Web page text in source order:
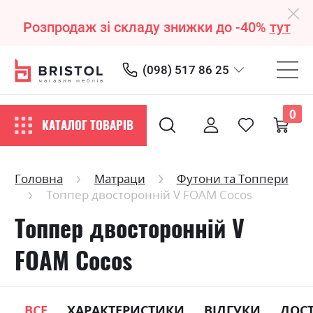
Розпродаж зі складу знижки до -40% тут
(098) 517 86 25
КАТАЛОГ ТОВАРІВ
0
Головна Матраци
Футони та Топпери
Топпер двосторонній V FOAM Cocos
Топпер двосторонній V
FOAM Cocos